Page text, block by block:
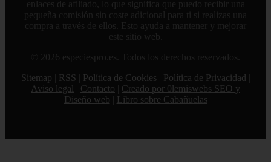
enlaces de afiliado, lo que significa que puedo recibir una
pequeña comisión sin coste adicional para ti si realizas una
compra a través de ellos. Esto ayuda a mantener y mejorar
este sitio web.
© 2026 especiespro.es. Todos los derechos reservados.
Sitemap
RSS Política de Cookies Política de Privacidad
Aviso legal
Contacto
Creado por 0lemiswebs SEO y
Diseño web
Libro sobre Cabañuelas